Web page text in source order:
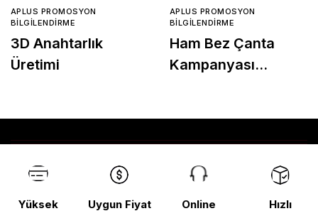
APLUS PROMOSYON
BILGILENDIRME
3D Anahtarlık
Üretimi
APLUS PROMOSYON
BILGILENDIRME
Ham Bez Çanta
Kampanyası
Yüksek
Uygun Fiyat
Online
Hızlı